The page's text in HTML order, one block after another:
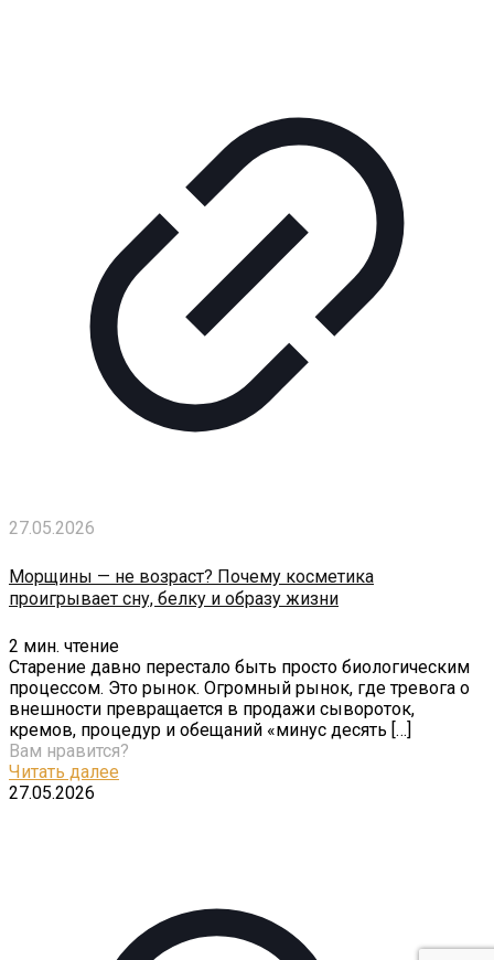
27.05.2026
Морщины — не возраст? Почему косметика
проигрывает сну, белку и образу жизни
2 мин. чтение
Старение давно перестало быть просто биологическим
процессом. Это рынок. Огромный рынок, где тревога о
внешности превращается в продажи сывороток,
кремов, процедур и обещаний «минус десять […]
Вам нравится?
Читать далее
27.05.2026